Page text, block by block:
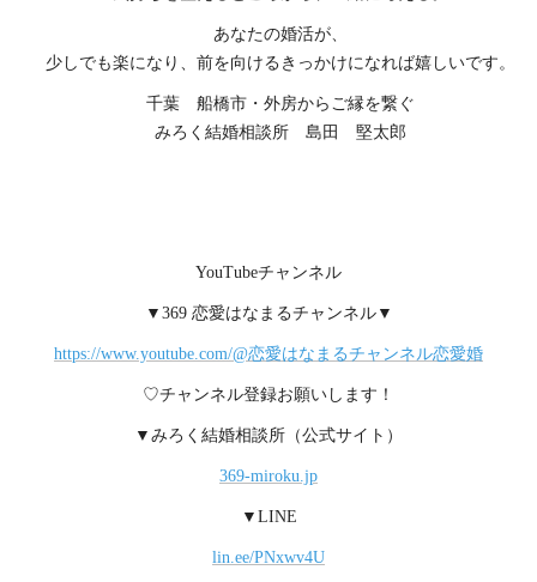
あなたの婚活が、
少しでも楽になり、前を向けるきっかけになれば嬉しいです。
千葉 船橋市・外房からご縁を繋ぐ
みろく結婚相談所 島田 堅太郎
YouTubeチャンネル
▼369 恋愛はなまるチャンネル▼
https://www.youtube.com/@恋愛はなまるチャンネル恋愛婚
♡チャンネル登録お願いします！
▼みろく結婚相談所（公式サイト）
369-miroku.jp
▼LINE
lin.ee/PNxwv4U